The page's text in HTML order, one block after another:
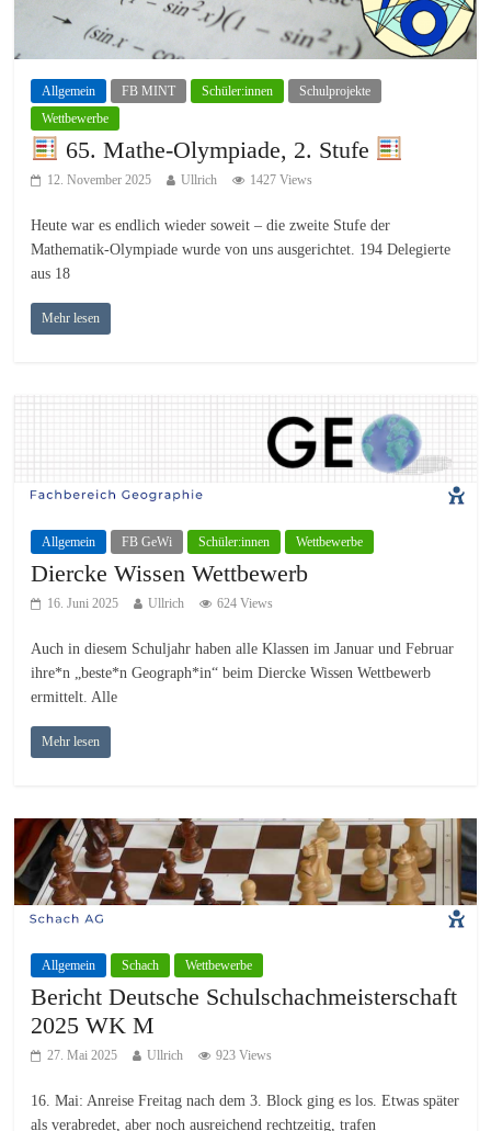
Allgemein FB MINT Schüler:innen
Schulprojekte
Wettbewerbe
65. Mathe-Olympiade, 2. Stufe
12. November 2025 Ullrich 1427 Views
Heute war es endlich wieder soweit – die zweite Stufe der
Mathematik-Olympiade wurde von uns ausgerichtet. 194 Delegierte
aus 18
Mehr lesen
Allgemein FB GeWi Schüler:innen Wettbewerbe
Diercke Wissen Wettbewerb
16. Juni 2025 Ullrich 624 Views
Auch in diesem Schuljahr haben alle Klassen im Januar und Februar
ihre*n „beste*n Geograph*in“ beim Diercke Wissen Wettbewerb
ermittelt. Alle
Mehr lesen
Allgemein Schach Wettbewerbe
Bericht Deutsche Schulschachmeisterschaft
2025 WK M
27. Mai 2025 Ullrich 923 Views
16. Mai: Anreise Freitag nach dem 3. Block ging es los. Etwas später
als verabredet, aber noch ausreichend rechtzeitig, trafen